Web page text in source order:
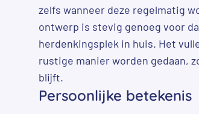
zelfs wanneer deze regelmatig
ontwerp is stevig genoeg voor
herdenkingsplek in huis. Het
rustige manier worden gedaan,
blijft.
Persoonlijke betekenis